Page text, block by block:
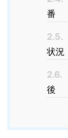
番
2.5.
状況
2.6.
後